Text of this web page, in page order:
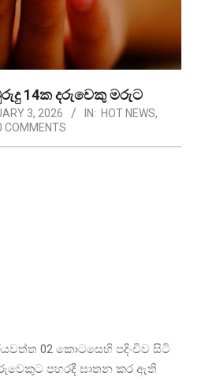
14ක දරුවෙකු මරුට
3, 2026 IN: HOT NEWS,
COMMENTS
02 කොටසෙහි පදිංචිව සිටි
පහරදී ඝාතන කර ඇති